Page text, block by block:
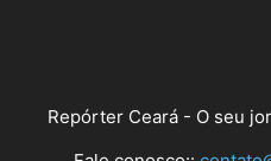
Repórter Ceará - O seu